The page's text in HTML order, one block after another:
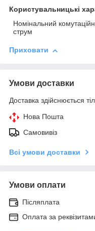
Користувальницькі
Номінальний
струм
Приховати
Умови доставки
Доставка здійснюється
Нова Пошта
Самовивіз
Всі умови доставки
Умови оплати
Післяплата
Оплата за